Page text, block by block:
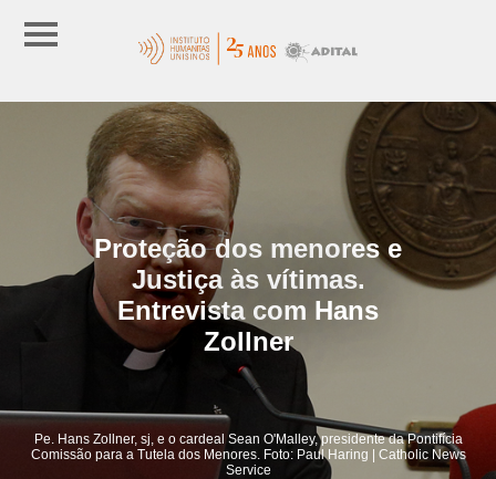
Proteção dos menores e
Justiça às vítimas.
Entrevista com Hans
Zollner
Pe. Hans Zollner, sj, e o cardeal Sean O'Malley, presidente da Pontifícia
Comissão para a Tutela dos Menores. Foto: Paul Haring | Catholic News
Service